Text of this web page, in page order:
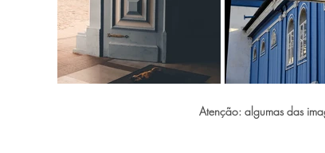
Atenção: algumas das